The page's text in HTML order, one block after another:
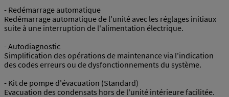
- Redémarrage automatique
Redémarrage automatique de l'unité avec les réglages initiaux
suite à une interruption de l'alimentation électrique.
- Autodiagnostic
Simplification des opérations de maintenance via l'indication
des codes erreurs ou de dysfonctionnements du système.
- Kit de pompe d'évacuation (Standard)
Evacuation des condensats hors de l'unité intérieure facilitée.